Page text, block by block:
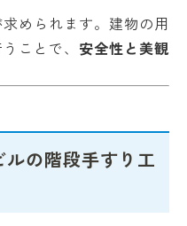
められます。建物の用
ことで、 安全性と美観
の階段手すり工